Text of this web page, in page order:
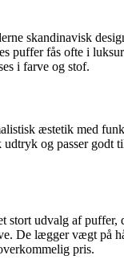
skandinavisk
puffer fås ofte i
i farve og stof.
æstetik med
og passer godt
stort udvalg af puffer,
De lægger vægt på
pris.